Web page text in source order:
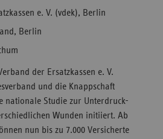
e. V. (vdek), Berlin
Berlin
der Ersatzkassen e. V.
und die Knappschaft
nationale Studie zur Unterdruck-
Wunden initiiert. Ab
nun bis zu 7.000 Versicherte